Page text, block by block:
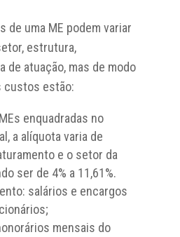
de uma ME podem variar
estrutura,
de atuação, mas de modo
custos estão:
enquadradas no
a alíquota varia de
e o setor da
ser de 4% a 11,61%.
salários e encargos
mensais do